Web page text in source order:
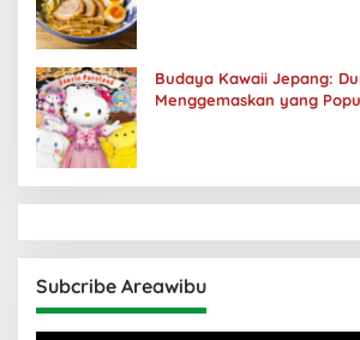
Budaya Kawaii Jepang:
Menggemaskan yang
Subcribe Areawibu